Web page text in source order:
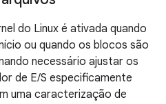
do Linux é ativada quando
ou quando os blocos são
necessário ajustar os
de E/S especificamente
uma caracterização de